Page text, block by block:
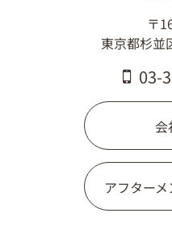
〒
東京都杉並
03-
会
アフター